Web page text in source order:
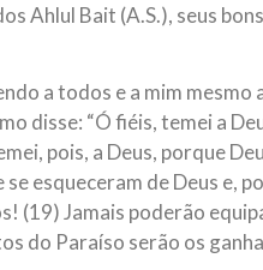
Ahlul Bait (A.S.), seus
a todos e a mim mesmo
disse: “Ó fiéis, temei a
pois, a Deus, porque
se esqueceram de Deus e,
(19) Jamais poderão
do Paraíso serão os